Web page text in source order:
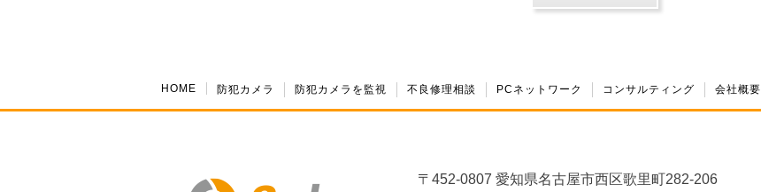
HOME 防犯カメラ 防犯カメラを監視 不良修理相談 PCネットワーク コンサルティング 会社概要
〒452-0807 愛知県名古屋市西区歌里町282-206